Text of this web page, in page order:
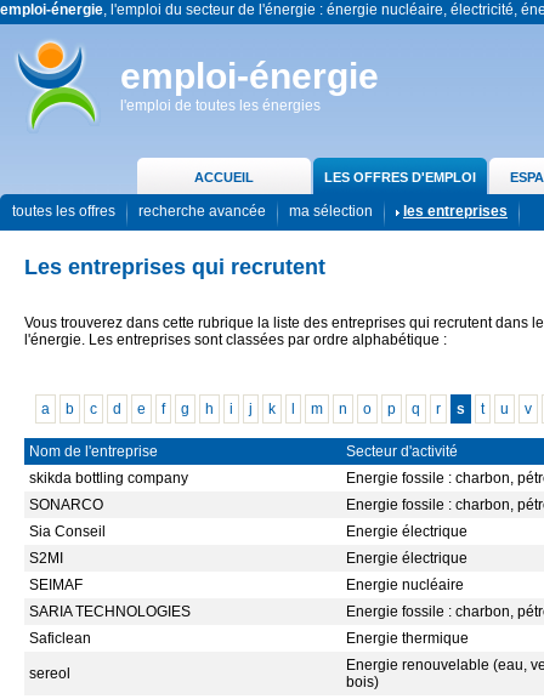
emploi-énergie, l'emploi du secteur de l'énergie : énergie nucléaire, électricité,
emploi-énergie
l'emploi de toutes les énergies
ACCUEIL LES OFFRES D'EMPLOI
toutes les offres recherche avancée ma sélection les entreprises
Les entreprises qui recrutent
Vous trouverez dans cette rubrique la liste des entreprises qui recrutent dans
l'énergie. Les entreprises sont classées par ordre alphabétique :
a b c d e f g h i j k m n o p q r s t u v
Nom de l'entreprise
Secteur d'activité
skikda bottling company
Energie fossile : charbon,
SONARCO
Energie fossile : charbon,
Sia Conseil
Energie électrique
S2MI
Energie électrique
SEIMAF
Energie nucléaire
SARIA TECHNOLOGIES
Energie fossile : charbon,
Saficlean
Energie thermique
sereol
Energie renouvelable (eau,
bois)